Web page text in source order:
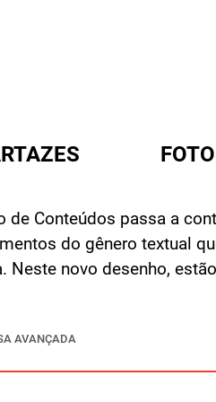
de Conteúdos passa a
do gênero textual
Neste novo desenho,
AVANÇADA
DE BUSCA